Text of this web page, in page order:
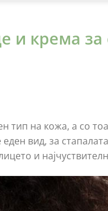
и крема за
тип на кожа, а со
вид, за
и